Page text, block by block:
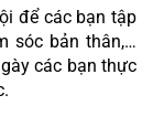
để các bạn tập
sóc bản thân,…
các bạn thực